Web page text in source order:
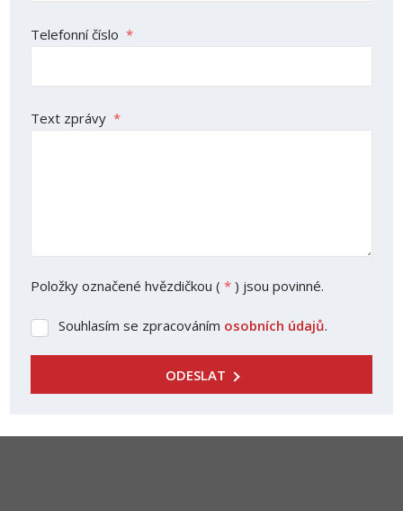
Telefonní číslo *
Text zprávy *
Položky označené hvězdičkou ( * ) jsou povinné.
Souhlasím
Souhlasím se zpracováním osobních údajů.
ODESLAT